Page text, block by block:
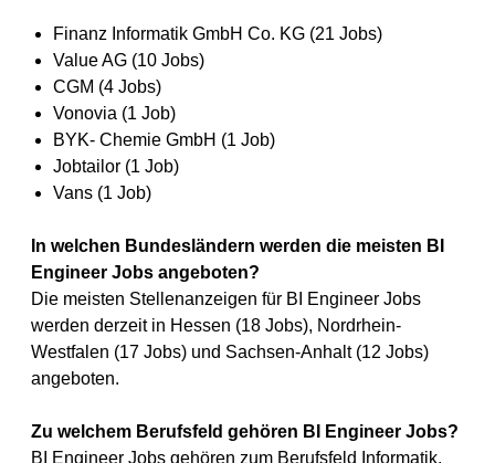
Finanz Informatik GmbH Co. KG (21 Jobs)
Value AG (10 Jobs)
CGM (4 Jobs)
Vonovia (1 Job)
BYK- Chemie GmbH (1 Job)
Jobtailor (1 Job)
Vans (1 Job)
In welchen Bundesländern werden die meisten BI
Engineer Jobs angeboten?
Die meisten Stellenanzeigen für BI Engineer Jobs
werden derzeit in Hessen (18 Jobs), Nordrhein-
Westfalen (17 Jobs) und Sachsen-Anhalt (12 Jobs)
angeboten.
Zu welchem Berufsfeld gehören BI Engineer Jobs?
BI Engineer Jobs gehören zum Berufsfeld Informatik.